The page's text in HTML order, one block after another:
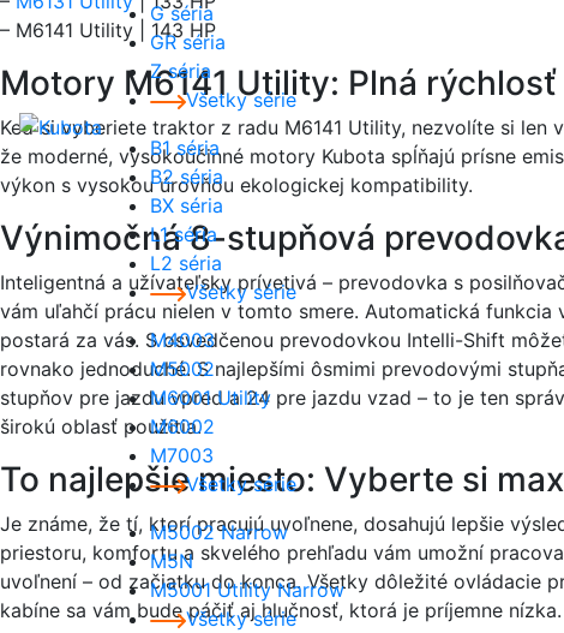
G séria
GR séria
Z séria
Všetky série
B1 séria
B2 séria
BX séria
L1 séria
L2 séria
Všetky série
M4003
M5002
M6001 Utility
M6002
M7003
Všetky série
M5002 Narrow
M5N
M5001 Utility Narrow
Všetky série
– M6141 Utility | 143 HP
Motory M6141 Utility: Plná
Keď si vyberiete traktor z radu M6141 Utility, nezvolíte si
že moderné, vysokoúčinné motory Kubota spĺňajú prísne
výkon s vysokou úrovňou ekologickej kompatibility.
Výnimočná 8-stupňová
Inteligentná a užívateľsky prívetivá – prevodovka s
vám uľahčí prácu nielen v tomto smere. Automatická
postará za vás. S osvedčenou prevodovkou Intelli-Shift
rovnako jednoduché. S najlepšími ôsmimi prevodovými
stupňov pre jazdu vpred a 24 pre jazdu vzad – to je ten
širokú oblasť použitia.
To najlepšie miesto: Vyberte si
Je známe, že tí, ktorí pracujú uvoľnene, dosahujú lepšie
priestoru, komfortu a skvelého prehľadu vám umožní
uvoľnení – od začiatku do konca. Všetky dôležité ovládacie
kabíne sa vám bude páčiť aj hlučnosť, ktorá je príjemne